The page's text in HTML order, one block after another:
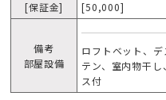
[保証金]
[50,000]
備考
部屋設備
ロフトベット、
テン、室内物干
ス付